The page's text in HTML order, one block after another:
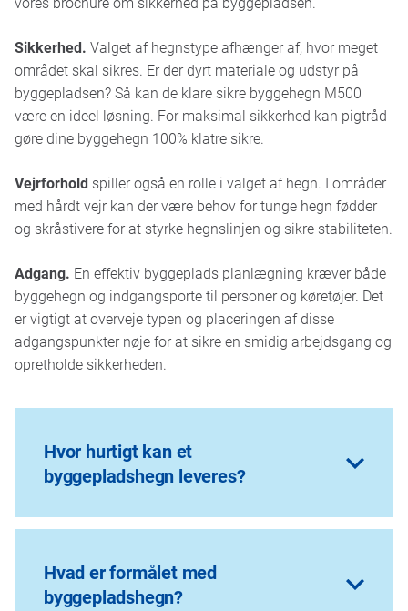
Sikkerhed. Valget af hegnstype afhænger af, hvor meget
området skal sikres. Er der dyrt materiale og udstyr på
byggepladsen? Så kan de klare sikre byggehegn M500
være en ideel løsning. For maksimal sikkerhed kan pigtråd
gøre dine byggehegn 100% klatre sikre.
Vejrforhold spiller også en rolle i valget af hegn. I områder
med hårdt vejr kan der være behov for tunge hegn fødder
og skråstivere for at styrke hegnslinjen og sikre stabiliteten.
Adgang. En effektiv byggeplads planlægning kræver både
byggehegn og indgangsporte til personer og køretøjer. Det
er vigtigt at overveje typen og placeringen af disse
adgangspunkter nøje for at sikre en smidig arbejdsgang og
opretholde sikkerheden.
Hvor hurtigt kan et
byggepladshegn leveres?
direkte og hurtig levering med stor fleksibilitet,
som regel dag til dag. Vi lytter til dine ønsker om
Hvad er formålet med
byggepladshegn?